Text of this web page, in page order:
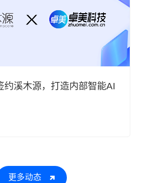
约溪木源，打造内部智能AI
更多动态